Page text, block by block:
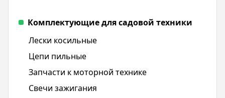
Комплектующие для садовой техники
Лески косильные
Цепи пильные
Запчасти к моторной технике
Свечи зажигания